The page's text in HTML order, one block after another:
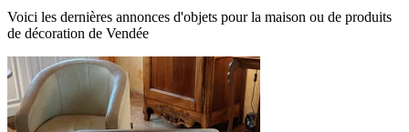
Voici les dernières annonces d'objets pour la maison ou de produits
de décoration de Vendée